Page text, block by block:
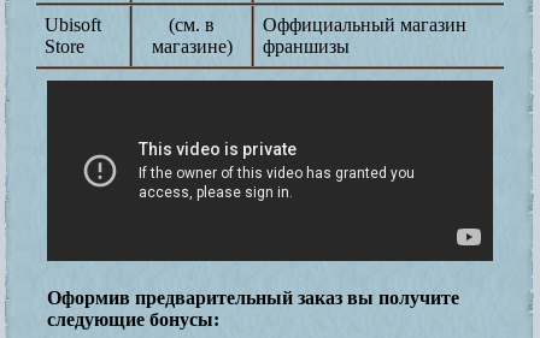
Ubisoft
Store
(см. в
магазине)
Оффициальный магазин
франшизы
Оформив предварительный заказ вы получите
следующие бонусы: